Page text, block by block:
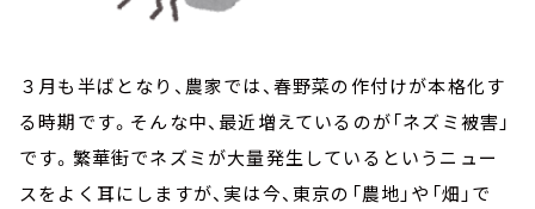
３月も半ばとなり、農家では、春野菜の作付けが本格化す
る時期です。そんな中、最近増えているのが「ネズミ被害」
です。繁華街でネズミが大量発生しているというニュー
スをよく耳にしますが、実は今、東京の「農地」や「畑」で